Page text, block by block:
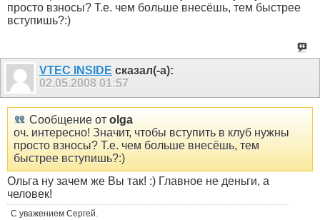
просто взносы? Т.е. чем больше внесёшь, тем быстрее
вступишь?:)
VTEC INSIDE сказал(-а):
02.05.2008 01:57
Сообщение от olga
оч. интересно! Значит, чтобы вступить в клуб нужны
просто взносы? Т.е. чем больше внесёшь, тем
быстрее вступишь?:)
Ольга ну зачем же Вы так! :) Главное не деньги, а
человек!
С уважением Сергей.